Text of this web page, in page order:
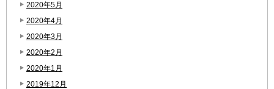
2020年5月
2020年4月
2020年3月
2020年2月
2020年1月
2019年12月